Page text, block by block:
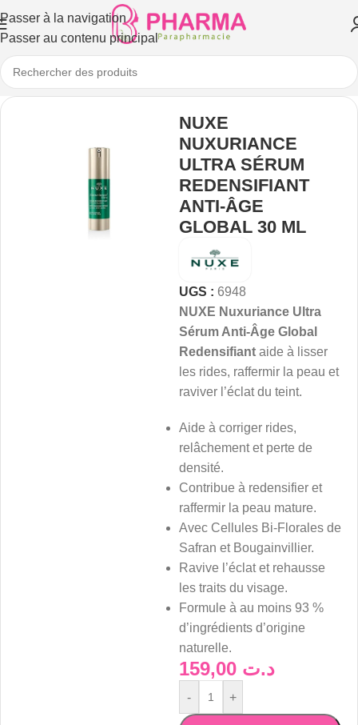
Passer à la navigation
Passer au contenu principal
NUXE
NUXURIANCE
ULTRA SÉRUM
REDENSIFIANT
ANTI-ÂGE
GLOBAL 30 ML
UGS : 6948
NUXE Nuxuriance Ultra
Sérum Anti-Âge Global
Redensifiant aide à lisser
les rides, raffermir la peau et
raviver l’éclat du teint.
Aide à corriger rides,
relâchement et perte de
densité.
Contribue à redensifier et
raffermir la peau mature.
Avec Cellules Bi-Florales de
Safran et Bougainvillier.
Ravive l’éclat et rehausse
les traits du visage.
Formule à au moins 93 %
d’ingrédients d’origine
naturelle.
د.ت
- +